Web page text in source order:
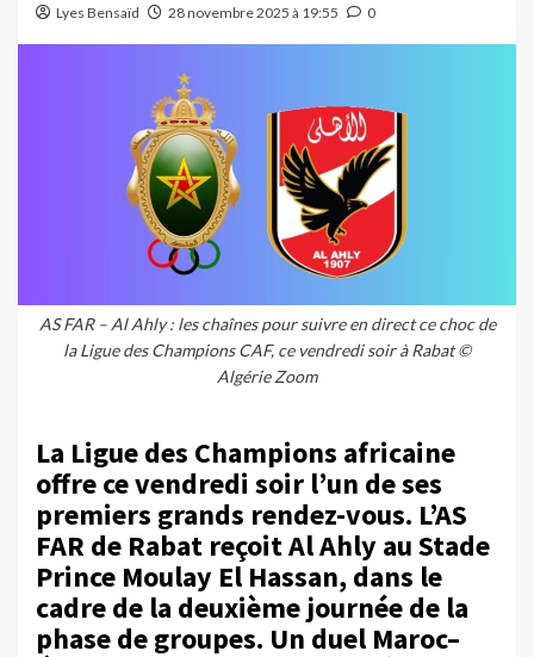
Lyes Bensaïd 28 novembre 2025 à 19:55 0
AS FAR – Al Ahly : les chaînes pour suivre en direct ce choc de
la Ligue des Champions CAF, ce vendredi soir à Rabat ©
Algérie Zoom
La Ligue des Champions africaine
offre ce vendredi soir l’un de ses
premiers grands rendez-vous. L’AS
FAR de Rabat reçoit Al Ahly au Stade
Prince Moulay El Hassan, dans le
cadre de la deuxième journée de la
phase de groupes. Un duel Maroc–